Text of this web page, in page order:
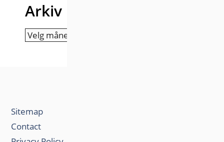
Arkiv
Arkiv
Sitemap
Contact